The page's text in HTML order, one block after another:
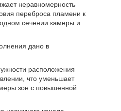
неравномерность
переброса пламени к
сечении камеры и
дано в
расположения
что уменьшает
зон с повышенной